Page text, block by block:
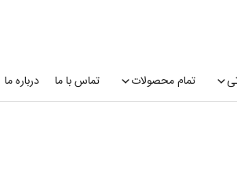
تمام محصولات تماس با ما درباره ما